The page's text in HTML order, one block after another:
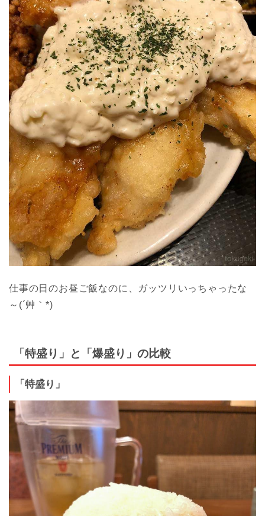
仕事の日のお昼ご飯なのに、ガッツリいっちゃったな
～(´艸｀*)
「特盛り」と「爆盛り」の比較
「特盛り」